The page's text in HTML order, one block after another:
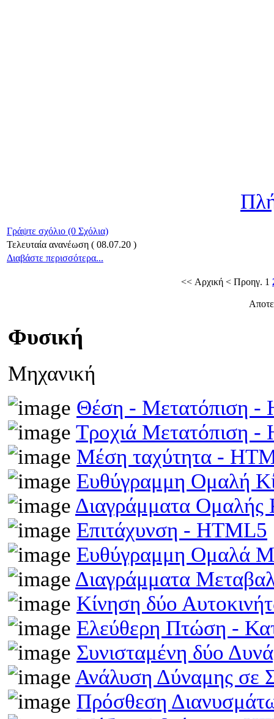
Γράψτε σχόλιο (0 Σχόλια)
Τελευταία ανανέωση ( 08.07.20 )
Διαβάστε περισσότερα...
<< Αρχική < Προηγ. 1
Φυσική
Μηχανική
Θέση - Μετατόπιση -
Τροχιά Μετατόπιση -
Μέση ταχύτητα -
Ευθύγραμμη Ομαλή
Διαγράμματα
Επιτάχυνση - HTML5
Ευθύγραμμη Ομαλά
Διαγράμματα
Κίνηση δύο
Ελεύθερη Πτώση -
Συνισταμένη δύο
Ανάλυση Δύναμης σε
Πρόσθεση